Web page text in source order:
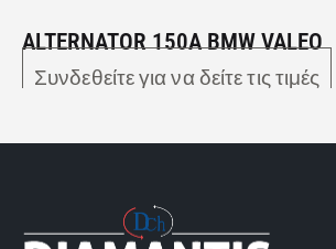
ALTERNATOR 150A BMW VALEO
Συνδεθείτε για να δείτε τις τιμές